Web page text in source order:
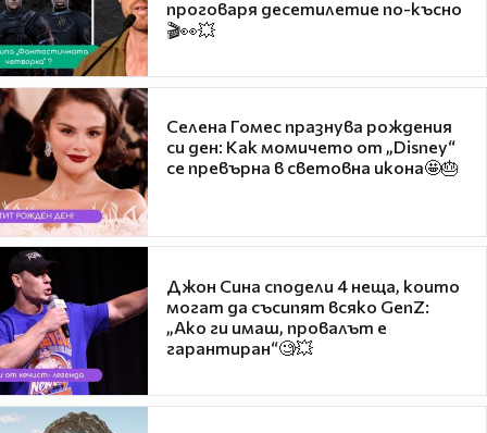
проговаря десетилетие по-късно
🎬👀💥
Селена Гомес празнува рождения
си ден: Как момичето от „Disney“
се превърна в световна икона🤩🎂
Джон Сина сподели 4 неща, които
могат да съсипят всяко GenZ:
„Ако ги имаш, провалът е
гарантиран“🧐💥